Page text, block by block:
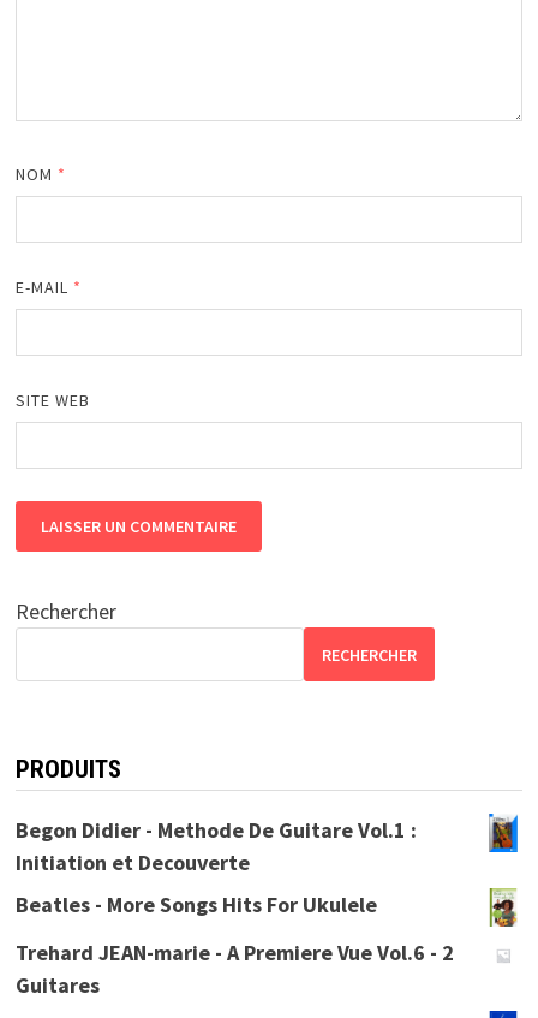
NOM *
E-MAIL *
SITE WEB
Rechercher
RECHERCHER
PRODUITS
Begon Didier - Methode De Guitare Vol.1 :
Initiation et Decouverte
Beatles - More Songs Hits For Ukulele
Trehard JEAN-marie - A Premiere Vue Vol.6 - 2
Guitares